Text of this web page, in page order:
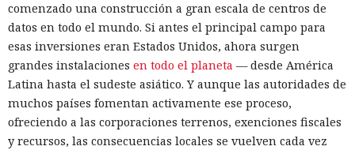
comenzado una construcción a gran escala de centros de
datos en todo el mundo. Si antes el principal campo para
esas inversiones eran Estados Unidos, ahora surgen
grandes instalaciones en todo el planeta — desde América
Latina hasta el sudeste asiático. Y aunque las autoridades de
muchos países fomentan activamente ese proceso,
ofreciendo a las corporaciones terrenos, exenciones fiscales
y recursos, las consecuencias locales se vuelven cada vez